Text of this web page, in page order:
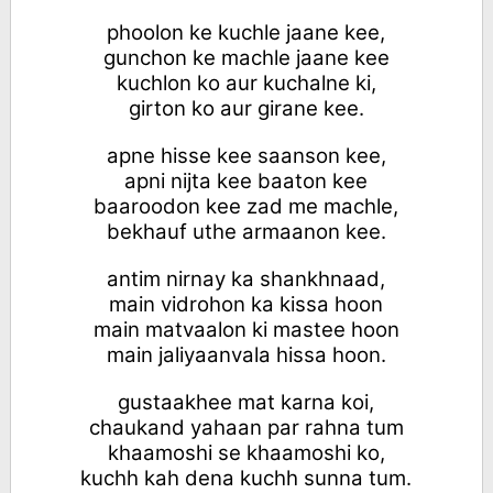
phoolon ke kuchle jaane kee,
gunchon ke machle jaane kee
kuchlon ko aur kuchalne ki,
girton ko aur girane kee.
apne hisse kee saanson kee,
apni nijta kee baaton kee
baaroodon kee zad me machle,
bekhauf uthe armaanon kee.
antim nirnay ka shankhnaad,
main vidrohon ka kissa hoon
main matvaalon ki mastee hoon
main jaliyaanvala hissa hoon.
gustaakhee mat karna koi,
chaukand yahaan par rahna tum
khaamoshi se khaamoshi ko,
kuchh kah dena kuchh sunna tum.